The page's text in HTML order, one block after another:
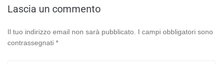
Lascia un commento
Il tuo indirizzo email non sarà pubblicato. I campi obbligatori sono
contrassegnati *